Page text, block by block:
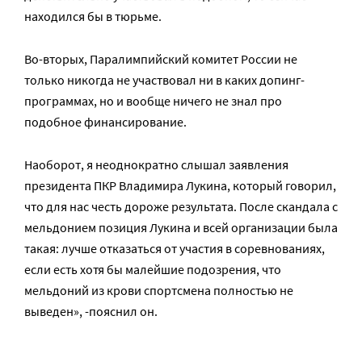
находился бы в тюрьме.
Во-вторых, Паралимпийский комитет России не
только никогда не участвовал ни в каких допинг-
программах, но и вообще ничего не знал про
подобное финансирование.
Наоборот, я неоднократно слышал заявления
президента ПКР Владимира Лукина, который говорил,
что для нас честь дороже результата. После скандала с
мельдонием позиция Лукина и всей организации была
такая: лучше отказаться от участия в соревнованиях,
если есть хотя бы малейшие подозрения, что
мельдоний из крови спортсмена полностью не
выведен», -пояснил он.